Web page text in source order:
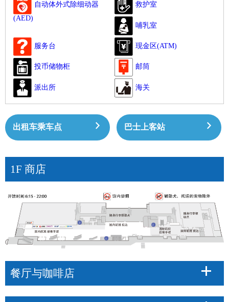
自动体外式除细动器
(AED)
救护室
哺乳室
服务台 现金区(ATM)
投币储物柜 邮筒
派出所 海关
出租车乘车点 巴士上客站
1F 商店
餐厅与咖啡店